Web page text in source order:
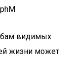
видимых
жизни может